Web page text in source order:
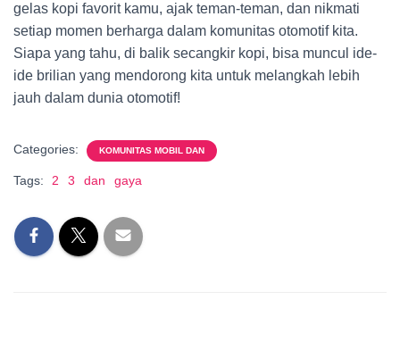
gelas kopi favorit kamu, ajak teman-teman, dan nikmati
setiap momen berharga dalam komunitas otomotif kita.
Siapa yang tahu, di balik secangkir kopi, bisa muncul ide-
ide brilian yang mendorong kita untuk melangkah lebih
jauh dalam dunia otomotif!
Categories: KOMUNITAS MOBIL DAN
Tags: 2 3 dan gaya